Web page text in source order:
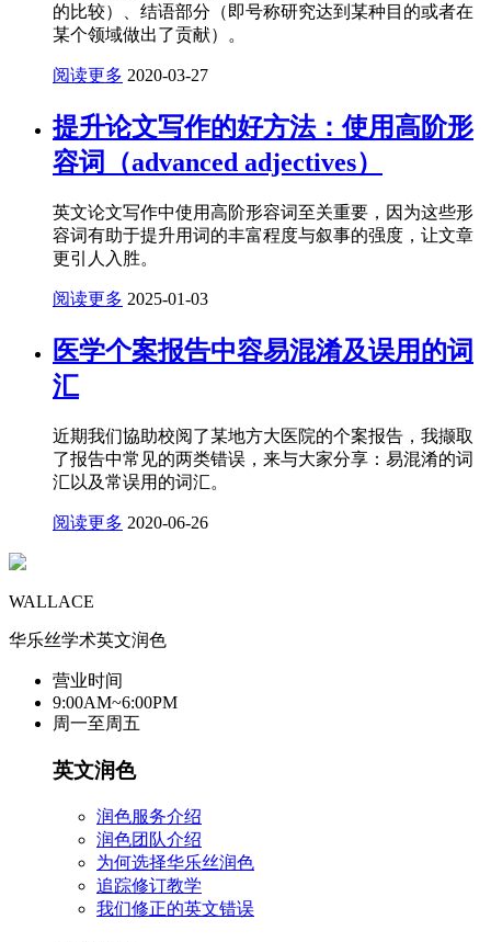
的比较）、结语部分（即号称研究达到某种目的或者在
某个领域做出了贡献）。
阅读更多 2020-03-27
提升论文写作的好方法：使用高阶形
容词（advanced adjectives）
英文论文写作中使用高阶形容词至关重要，因为这些形
容词有助于提升用词的丰富程度与叙事的强度，让文章
更引人入胜。
阅读更多 2025-01-03
医学个案报告中容易混淆及误用的词
汇
近期我们協助校阅了某地方大医院的个案报告，我撷取
了报告中常见的两类错误，来与大家分享：易混淆的词
汇以及常误用的词汇。
阅读更多 2020-06-26
WALLACE
华乐丝学术英文润色
营业时间
9:00AM~6:00PM
周一至周五
英文润色
润色服务介绍
润色团队介绍
为何选择华乐丝润色
追踪修订教学
我们修正的英文错误